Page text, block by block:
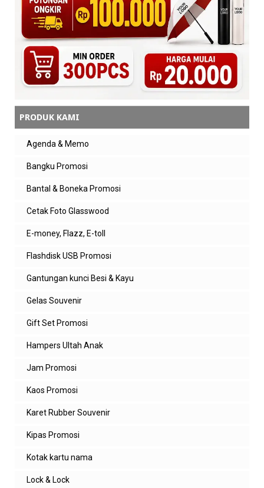
PRODUK KAMI
Agenda & Memo
Bangku Promosi
Bantal & Boneka Promosi
Cetak Foto Glasswood
E-money, Flazz, E-toll
Flashdisk USB Promosi
Gantungan kunci Besi & Kayu
Gelas Souvenir
Gift Set Promosi
Hampers Ultah Anak
Jam Promosi
Kaos Promosi
Karet Rubber Souvenir
Kipas Promosi
Kotak kartu nama
Lock & Lock